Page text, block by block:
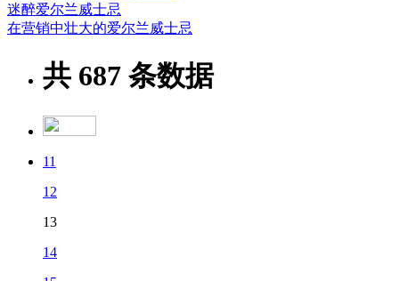
迷醉爱尔兰威士忌
在营销中壮大的爱尔兰威士忌
共 687 条数据
11
12
13
14